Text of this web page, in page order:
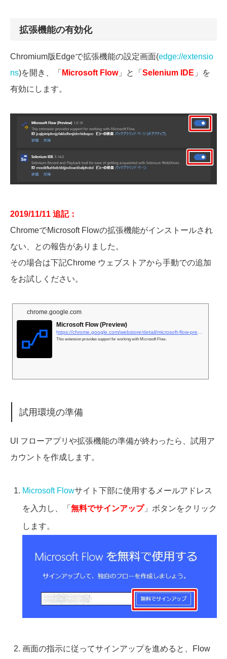
拡張機能の有効化
Chromium版Edgeで拡張機能の設定画面(edge://extensio
ns)を開き、「 Microsoft Flow」と「 Selenium IDE 」を
有効にします。
2019/11/11 追記：
ChromeでMicrosoft Flowの拡張機能がインストールされ
ない、との報告がありました。
その場合は下記Chrome ウェブストアから手動での追加
をお試しください。
chrome.google.com
Microsoft Flow (Preview)
This extension provides support for working with Microsoft Flow.
試用環境の準備
UI フローアプリや拡張機能の準備が終わったら、試用ア
カウントを作成します。
Microsoft Flowサイト下部に使用するメールアドレス
を入力し、「 無料でサインアップ」ボタンをクリック
します。
画面の指示に従ってサインアップを進めると、Flow